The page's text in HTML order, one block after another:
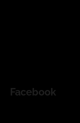
Facebook